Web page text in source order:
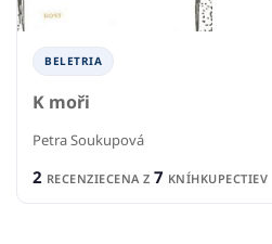
BELETRIA
K moři
Petra Soukupová
2 RECENZIECENA Z 7 KNÍHKUPECTIEV